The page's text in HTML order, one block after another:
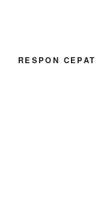
RESPON CEPAT